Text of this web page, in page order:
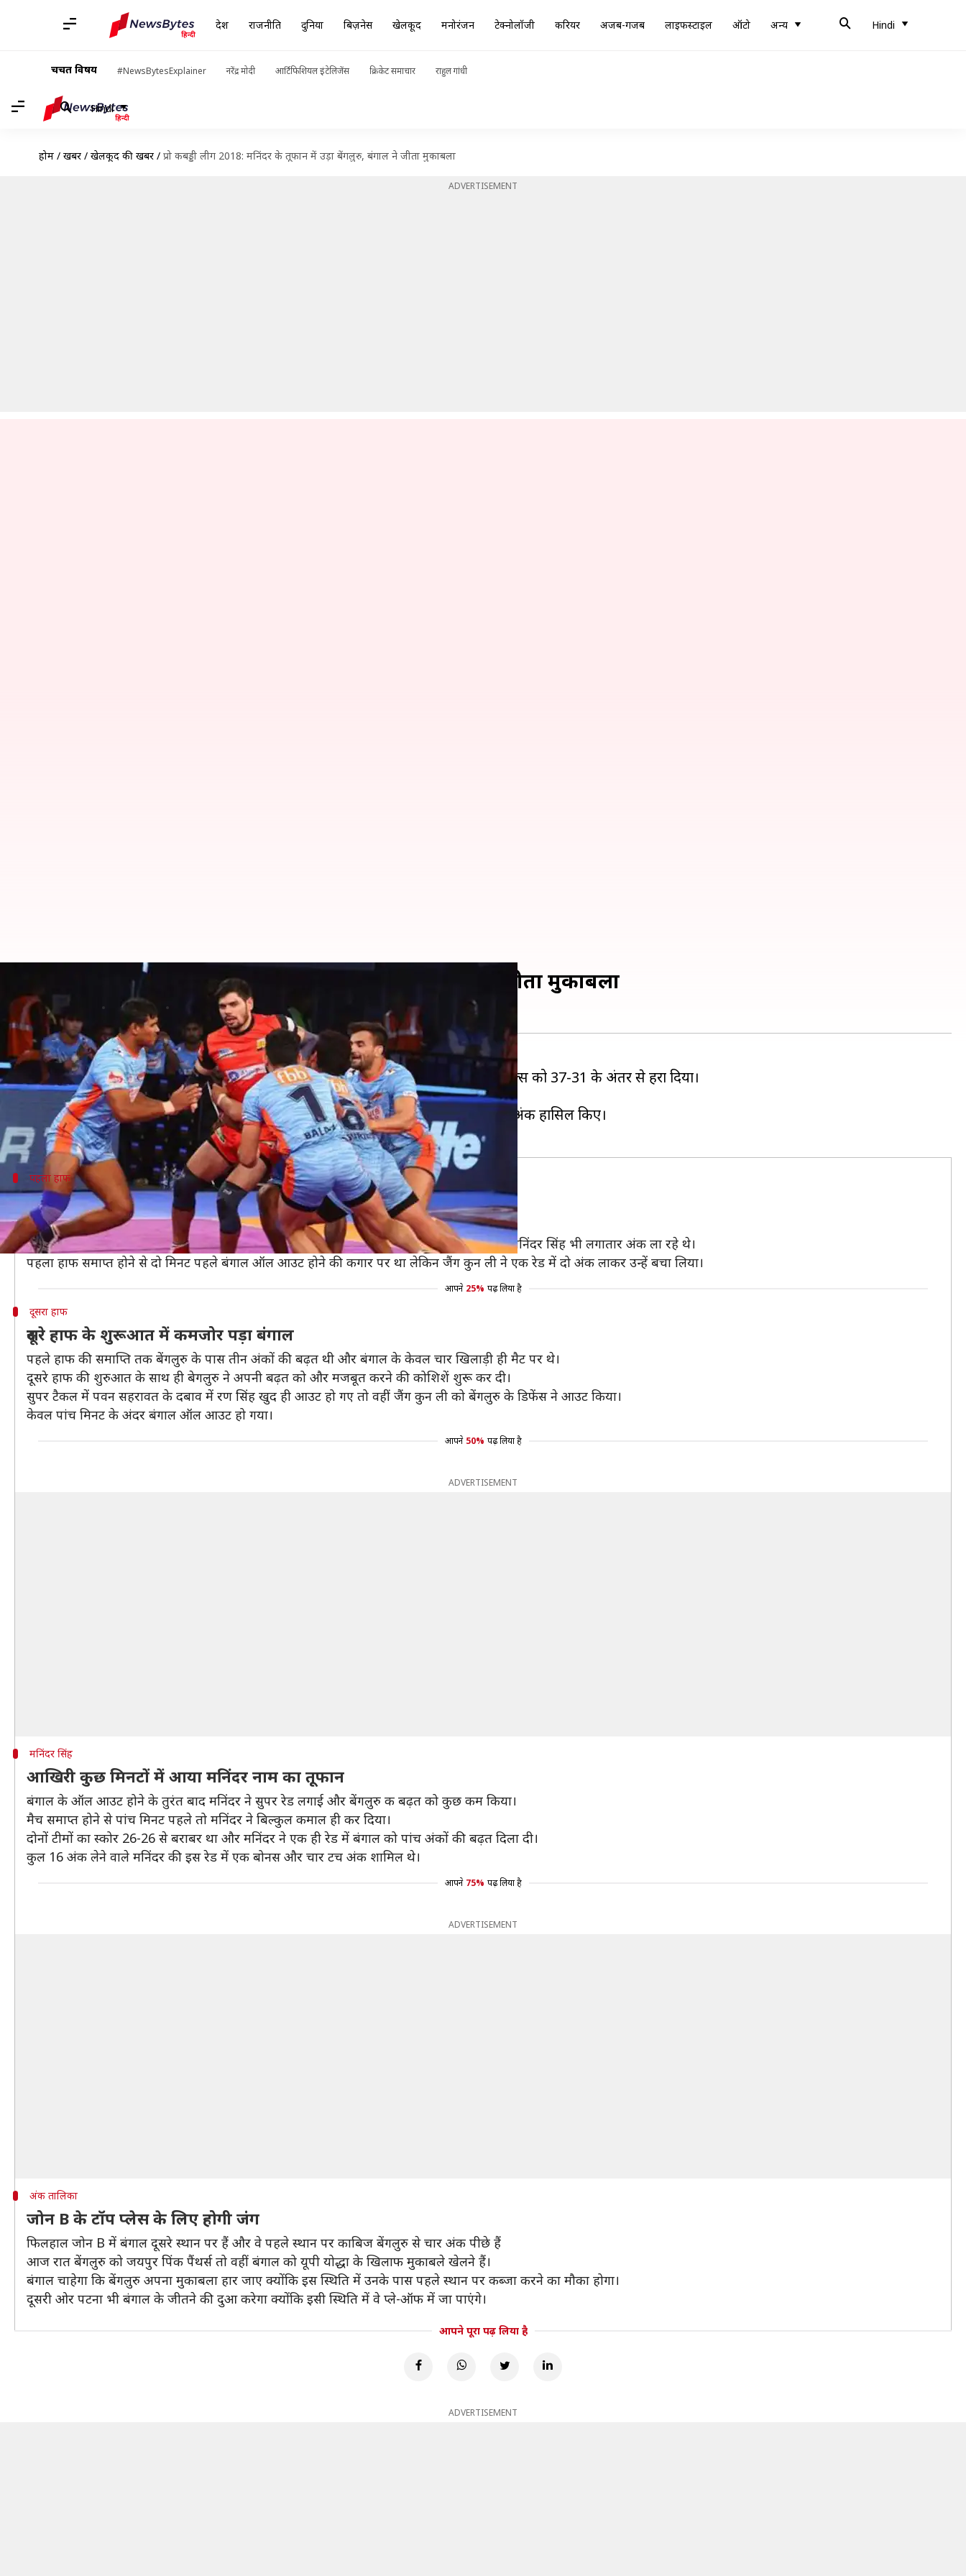
देश राजनीति दुनिया बिज़नेस खेलकूद मनोरंजन टेक्नोलॉजी करियर अजब-गजब लाइफस्टाइल ऑटो अन्य Hindi
चर्चित विषय #NewsBytesExplainer नरेंद्र मोदी आर्टिफिशियल इंटेलिजेंस क्रिकेट समाचार राहुल गांधी
Hindi
होम / खबरें / खेलकूद की खबरें / प्रो कबड्डी लीग 2018: मनिंदर के तूफान में उड़ा बेंगलुरु, बंगाल ने जीता मुकाबला
ADVERTISEMENT
प्रो कबड्डी लीग 2018: मनिंदर के तूफान में उड़ा बेंगलुरु, बंगाल ने जीता मुकाबला
लेखन Neeraj Pandey Dec 27, 2018
क्या है खबर?
बुधवार की रात खेले गए प्रो कबड्डी लीग 2018 के जोन B के मुकाबले में बंगाल वारियर्स ने बेंगलुरु बुल्स को 37-31 के अंतर से हरा दिया।
बंगाल ने इस जीत के साथ ही जोन B को टॉप करने की अपनी उम्मीदों को जिंदा रखा है।
मनिंदर सिंह ने एक बार फिर बंगाल के लिए शानदार प्रदर्शन किया और सुपर टेन लगाते हुए कुल 16 अंक हासिल किए।
पहला हाफ
पहला हाफ रहा बेहद करीबी
जोन B में बेंगलुरु बुल्स और बंगाल वारियर्स के बीच खेले गए मुकाबले का पहला हाफ काफी करीबी रहा।
बेंगलुरु के लिए पवन सहरावत और रोहित कुमार लगातार अच्छा प्रदर्शन कर रहे थे तो वहीं बंगाल के लिए मनिंदर सिंह भी लगातार अंक ला रहे थे।
पहला हाफ समाप्त होने से दो मिनट पहले बंगाल ऑल आउट होने की कगार पर था लेकिन जैंग कुन ली ने एक रेड में दो अंक लाकर उन्हें बचा लिया।
आपने 25% पढ़ लिया है
दूसरा हाफ
दूसरे हाफ के शुरूआत में कमजोर पड़ा बंगाल
पहले हाफ की समाप्ति तक बेंगलुरु के पास तीन अंकों की बढ़त थी और बंगाल के केवल चार खिलाड़ी ही मैट पर थे।
दूसरे हाफ की शुरुआत के साथ ही बेगलुरु ने अपनी बढ़त को और मजबूत करने की कोशिशें शुरू कर दी।
सुपर टैकल में पवन सहरावत के दबाव में रण सिंह खुद ही आउट हो गए तो वहीं जैंग कुन ली को बेंगलुरु के डिफेंस ने आउट किया।
केवल पांच मिनट के अंदर बंगाल ऑल आउट हो गया।
आपने 50% पढ़ लिया है
ADVERTISEMENT
मनिंदर सिंह
आखिरी कुछ मिनटों में आया मनिंदर नाम का तूफान
बंगाल के ऑल आउट होने के तुरंत बाद मनिंदर ने सुपर रेड लगाई और बेंगलुरु क बढ़त को कुछ कम किया।
मैच समाप्त होने से पांच मिनट पहले तो मनिंदर ने बिल्कुल कमाल ही कर दिया।
दोनों टीमों का स्कोर 26-26 से बराबर था और मनिंदर ने एक ही रेड में बंगाल को पांच अंकों की बढ़त दिला दी।
कुल 16 अंक लेने वाले मनिंदर की इस रेड में एक बोनस और चार टच अंक शामिल थे।
आपने 75% पढ़ लिया है
ADVERTISEMENT
अंक तालिका
जोन B के टॉप प्लेस के लिए होगी जंग
फिलहाल जोन B में बंगाल दूसरे स्थान पर हैं और वे पहले स्थान पर काबिज बेंगलुरु से चार अंक पीछे हैं
आज रात बेंगलुरु को जयपुर पिंक पैंथर्स तो वहीं बंगाल को यूपी योद्धा के खिलाफ मुकाबले खेलने हैं।
बंगाल चाहेगा कि बेंगलुरु अपना मुकाबला हार जाए क्योंकि इस स्थिति में उनके पास पहले स्थान पर कब्जा करने का मौका होगा।
दूसरी ओर पटना भी बंगाल के जीतने की दुआ करेगा क्योंकि इसी स्थिति में वे प्ले-ऑफ में जा पाएंगे।
आपने पूरा पढ़ लिया है
ADVERTISEMENT